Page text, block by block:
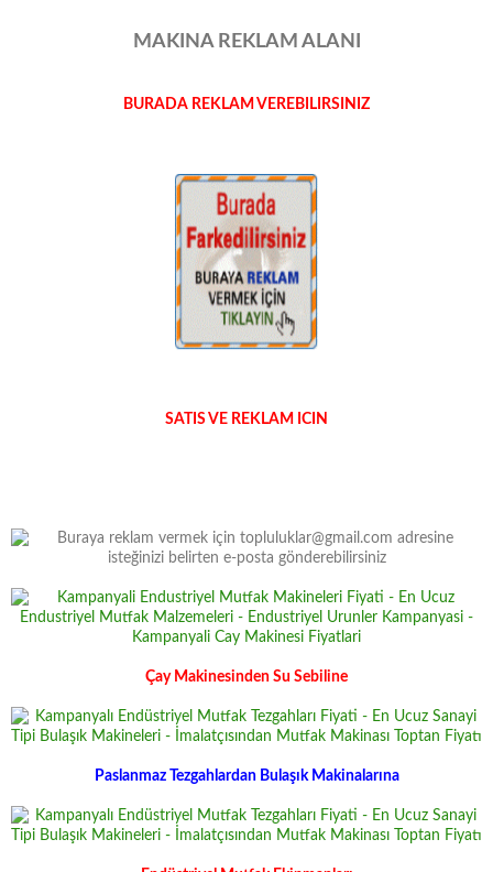
MAKINA REKLAM ALANI
BURADA REKLAM VEREBILIRSINIZ
SATIS VE REKLAM ICIN
Çay Makinesinden Su Sebiline
Paslanmaz Tezgahlardan Bulaşık Makinalarına